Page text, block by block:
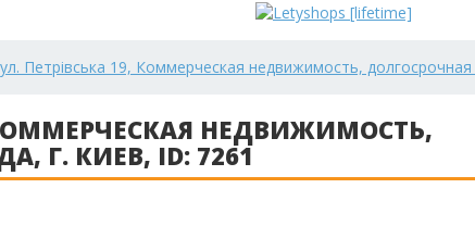
Петрівська 19, Коммерческая недвижимость, долгосрочная
НЕДВИЖИМОСТЬ,
Г. КИЕВ, ID: 7261